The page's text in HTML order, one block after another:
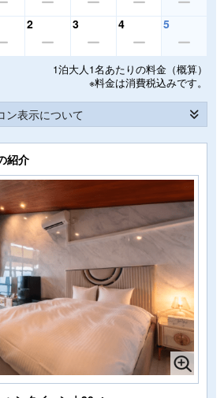
2 3 4 5
1泊大人1名あたりの料金（概算）
※料金は消費税込みです。
ン表示について
紹介